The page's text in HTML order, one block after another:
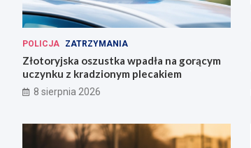
POLICJA ZATRZYMANIA
Złotoryjska oszustka wpadła na gorącym
uczynku z kradzionym plecakiem
8 sierpnia 2026